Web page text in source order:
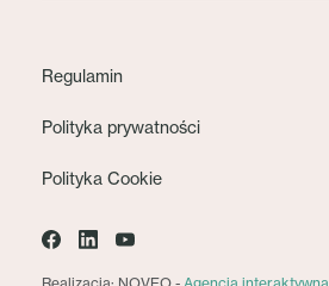
Regulamin
Polityka prywatności
Polityka Cookie